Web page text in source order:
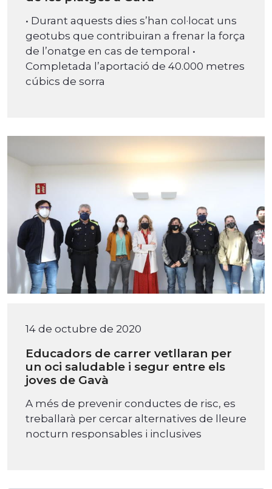
• Durant aquests dies s’han col·locat uns
geotubs que contribuiran a frenar la força
de l’onatge en cas de temporal •
Completada l’aportació de 40.000 metres
cúbics de sorra
14 de octubre de 2020
Educadors de carrer vetllaran per
un oci saludable i segur entre els
joves de Gavà
A més de prevenir conductes de risc, es
treballarà per cercar alternatives de lleure
nocturn responsables i inclusives